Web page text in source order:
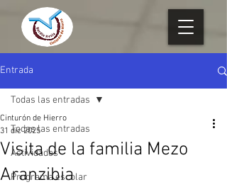
Entrada
Todas las entradas
Actividades
Programa escolar
Todas las entradas
Visita de la familia Mezo
Aranzibia
Cinturón de Hierro
31 dic 2025